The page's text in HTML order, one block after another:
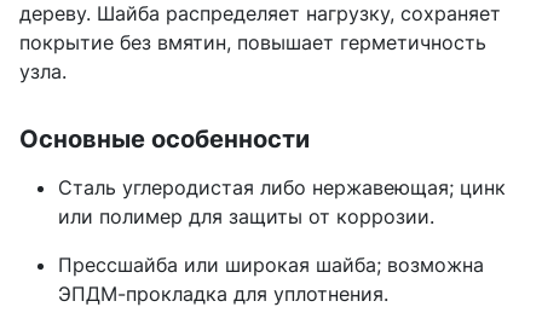
дереву. Шайба распределяет нагрузку, сохраняет
покрытие без вмятин, повышает герметичность
узла.
Основные особенности
Сталь углеродистая либо нержавеющая; цинк
или полимер для защиты от коррозии.
Прессшайба или широкая шайба; возможна
ЭПДМ-прокладка для уплотнения.